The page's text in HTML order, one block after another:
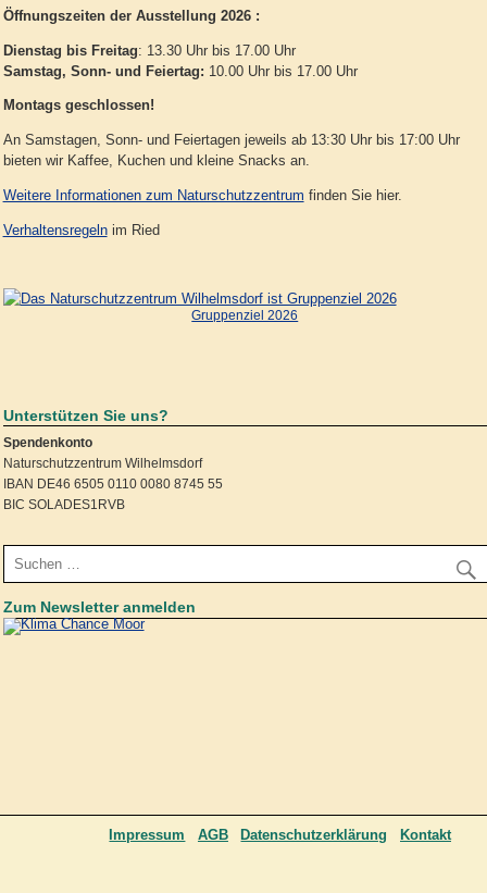
Öffnungszeiten der Ausstellung 2026 :
Dienstag bis Freitag: 13.30 Uhr bis 17.00 Uhr
Samstag, Sonn- und Feiertag: 10.00 Uhr bis 17.00 Uhr
Montags geschlossen!
An Samstagen, Sonn- und Feiertagen jeweils ab 13:30 Uhr bis 17:00 Uhr
bieten wir Kaffee, Kuchen und kleine Snacks an.
Weitere Informationen zum Naturschutzzentrum finden Sie hier.
Verhaltensregelnim Ried
Gruppenziel 2026
Unterstützen Sie uns?
Spendenkonto
Naturschutzzentrum Wilhelmsdorf
IBAN DE46 6505 0110 0080 8745 55
BIC SOLADES1RVB
Zum Newsletter anmelden
Kontakt
Datenschutzerklärung
AGB
Impressum